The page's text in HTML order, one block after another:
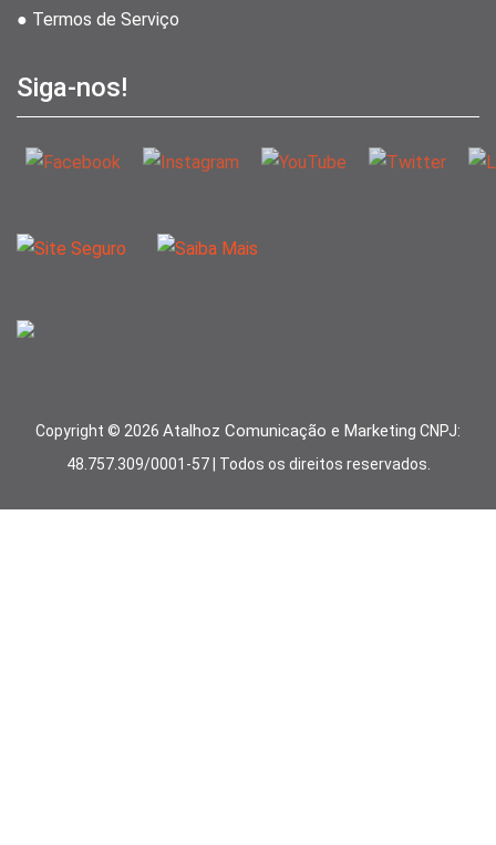
● Termos de Serviço
Siga-nos!
Copyright © 2026 Atalhoz Comunicação e Marketing CNPJ:
48.757.309/0001-57 | Todos os direitos reservados.